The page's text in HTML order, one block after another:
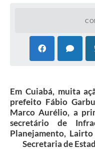
Em Cuiabá, muita
prefeito Fábio
Marco Aurélio, a
secretário de
Planejamento,
Secretaria de